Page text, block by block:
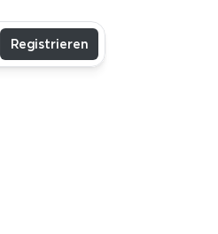
Registrieren